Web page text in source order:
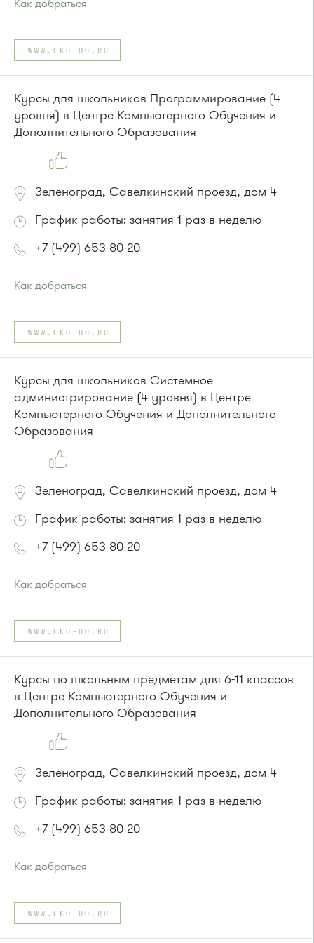
Как добраться
Автобусы № 2, 3, 9, 11, 19, 31, 32.
Маршрутка № 409м, 419м
или до остановки"Товары для дома":
Маршрутка № 408м, 419м, 476м
WWW.CKO-DO.RU
Курсы для школьников Программирование (4
уровня) в Центре Компьютерного Обучения и
Дополнительного Образования
Зеленоград, Савелкинский проезд, дом 4
График работы: занятия 1 раз в неделю
+7 (499) 653-80-20
Как добраться
Автобусы № 2, 3, 9, 11, 19, 31, 32.
Маршрутка № 409м, 419м
или до остановки"Товары для дома":
Маршрутка № 408м, 419м, 476м
WWW.CKO-DO.RU
Курсы для школьников Системное
администрирование (4 уровня) в Центре
Компьютерного Обучения и Дополнительного
Образования
Зеленоград, Савелкинский проезд, дом 4
График работы: занятия 1 раз в неделю
+7 (499) 653-80-20
Как добраться
Автобусы № 2, 3, 9, 11, 19, 31, 32.
Маршрутка № 409м, 419м
или до остановки"Товары для дома":
Маршрутка № 408м, 419м, 476м
WWW.CKO-DO.RU
Курсы по школьным предметам для 6-11 классов
в Центре Компьютерного Обучения и
Дополнительного Образования
Зеленоград, Савелкинский проезд, дом 4
График работы: занятия 1 раз в неделю
+7 (499) 653-80-20
Как добраться
Автобусы № 2, 3, 9, 11, 19, 31, 32.
Маршрутка № 409м, 419м
или до остановки"Товары для дома":
WWW.CKO-DO.RU